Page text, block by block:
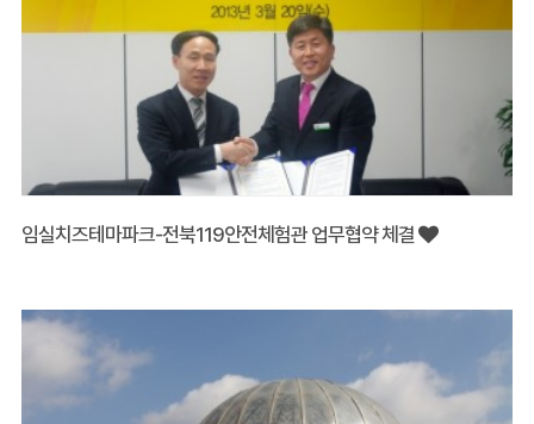
임실치즈테마파크-전북119안전체험관 업무협약 체결